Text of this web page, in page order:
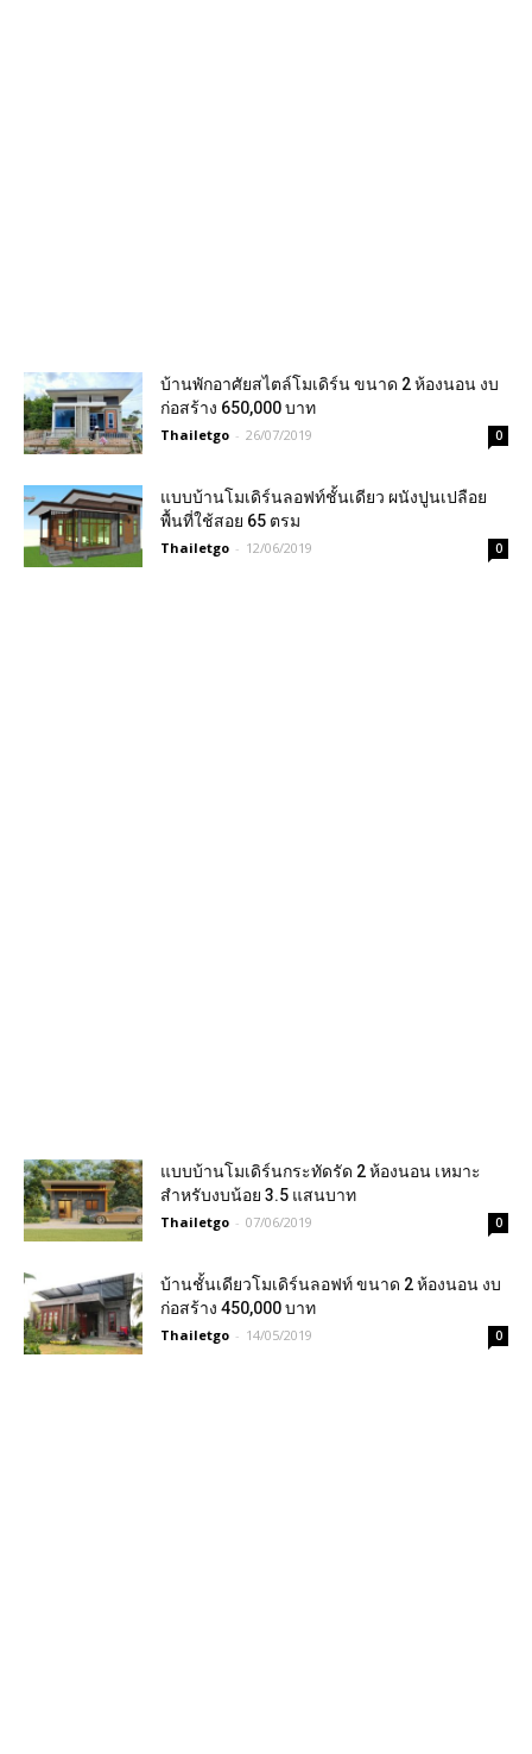
บ้านพักอาศัยสไตล์โมเดิร์น ขนาด 2 ห้องนอน งบ
ก่อสร้าง 650,000 บาท
Thailetgo - 26/07/2019 0
แบบบ้านโมเดิร์นลอฟท์ชั้นเดียว ผนังปูนเปลือย
พื้นที่ใช้สอย 65 ตรม
Thailetgo - 12/06/2019 0
แบบบ้านโมเดิร์นกระทัดรัด 2 ห้องนอน เหมาะ
สำหรับงบน้อย 3.5 แสนบาท
Thailetgo - 07/06/2019 0
บ้านชั้นเดียวโมเดิร์นลอฟท์ ขนาด 2 ห้องนอน งบ
ก่อสร้าง 450,000 บาท
Thailetgo - 14/05/2019 0